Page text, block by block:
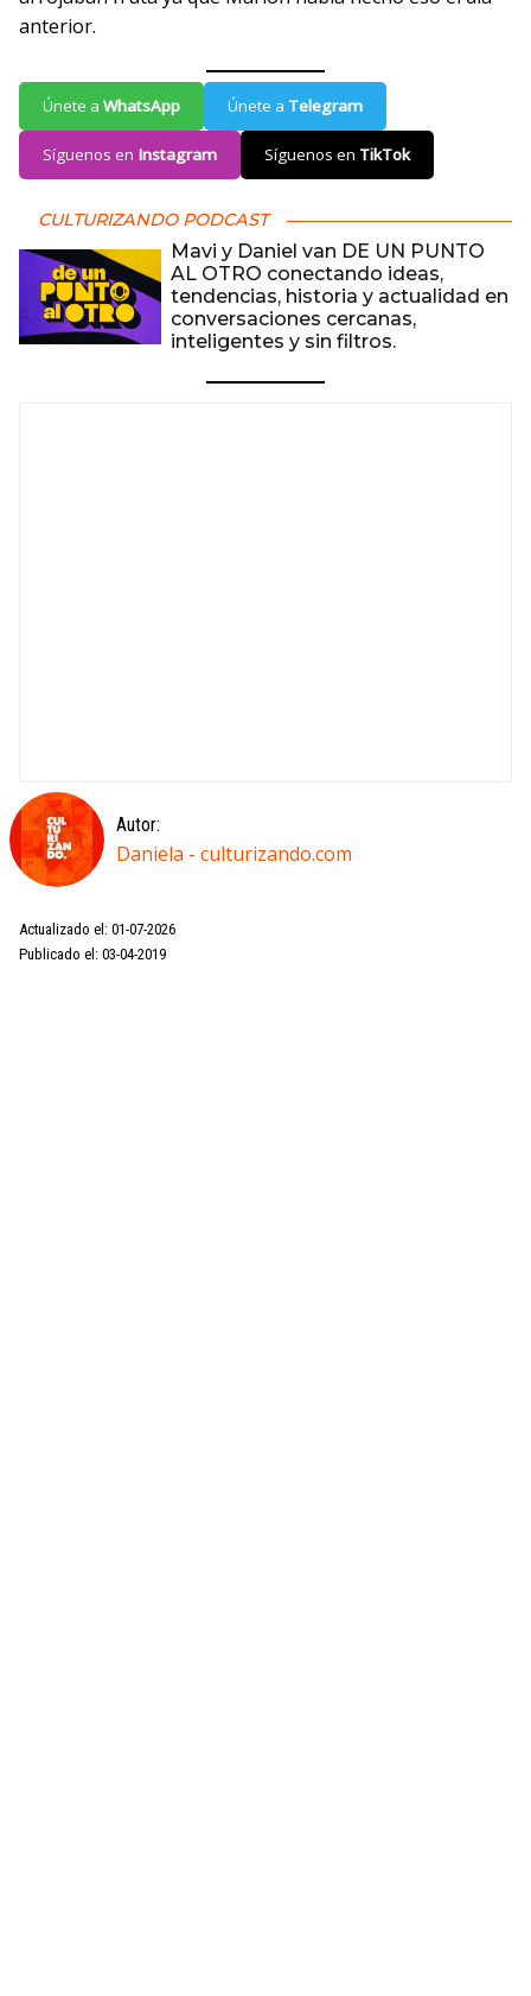
anterior.
Únete a WhatsApp Únete a Telegram
Síguenos en Instagram Síguenos en TikTok
CULTURIZANDO PODCAST
Mavi y Daniel van DE UN PUNTO
AL OTRO conectando ideas,
tendencias, historia y actualidad en
conversaciones cercanas,
inteligentes y sin filtros.
Autor:
Daniela - culturizando.com
Actualizado el: 01-07-2026
Publicado el: 03-04-2019